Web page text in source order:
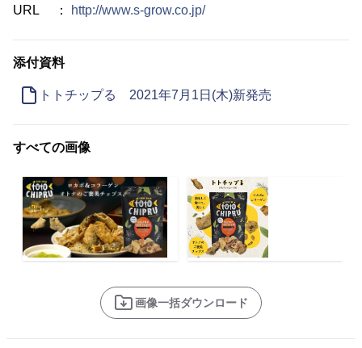
URL ：
http://www.s-grow.co.jp/
添付資料
トトチップる 2021年7月1日(木)新発売
すべての画像
画像一括ダウンロード